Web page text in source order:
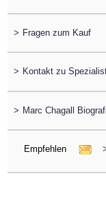
> Fragen zum Kauf
> Kontakt zu
> Marc Chagall
Empfehlen